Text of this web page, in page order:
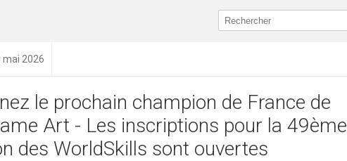
mai 2026
le prochain champion de France de
Art - Les inscriptions pour la 49ème
des WorldSkills sont ouvertes